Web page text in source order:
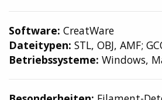
Software: CreatWare
Dateitypen: STL, OBJ, AMF;
Betriebssysteme: Windows,